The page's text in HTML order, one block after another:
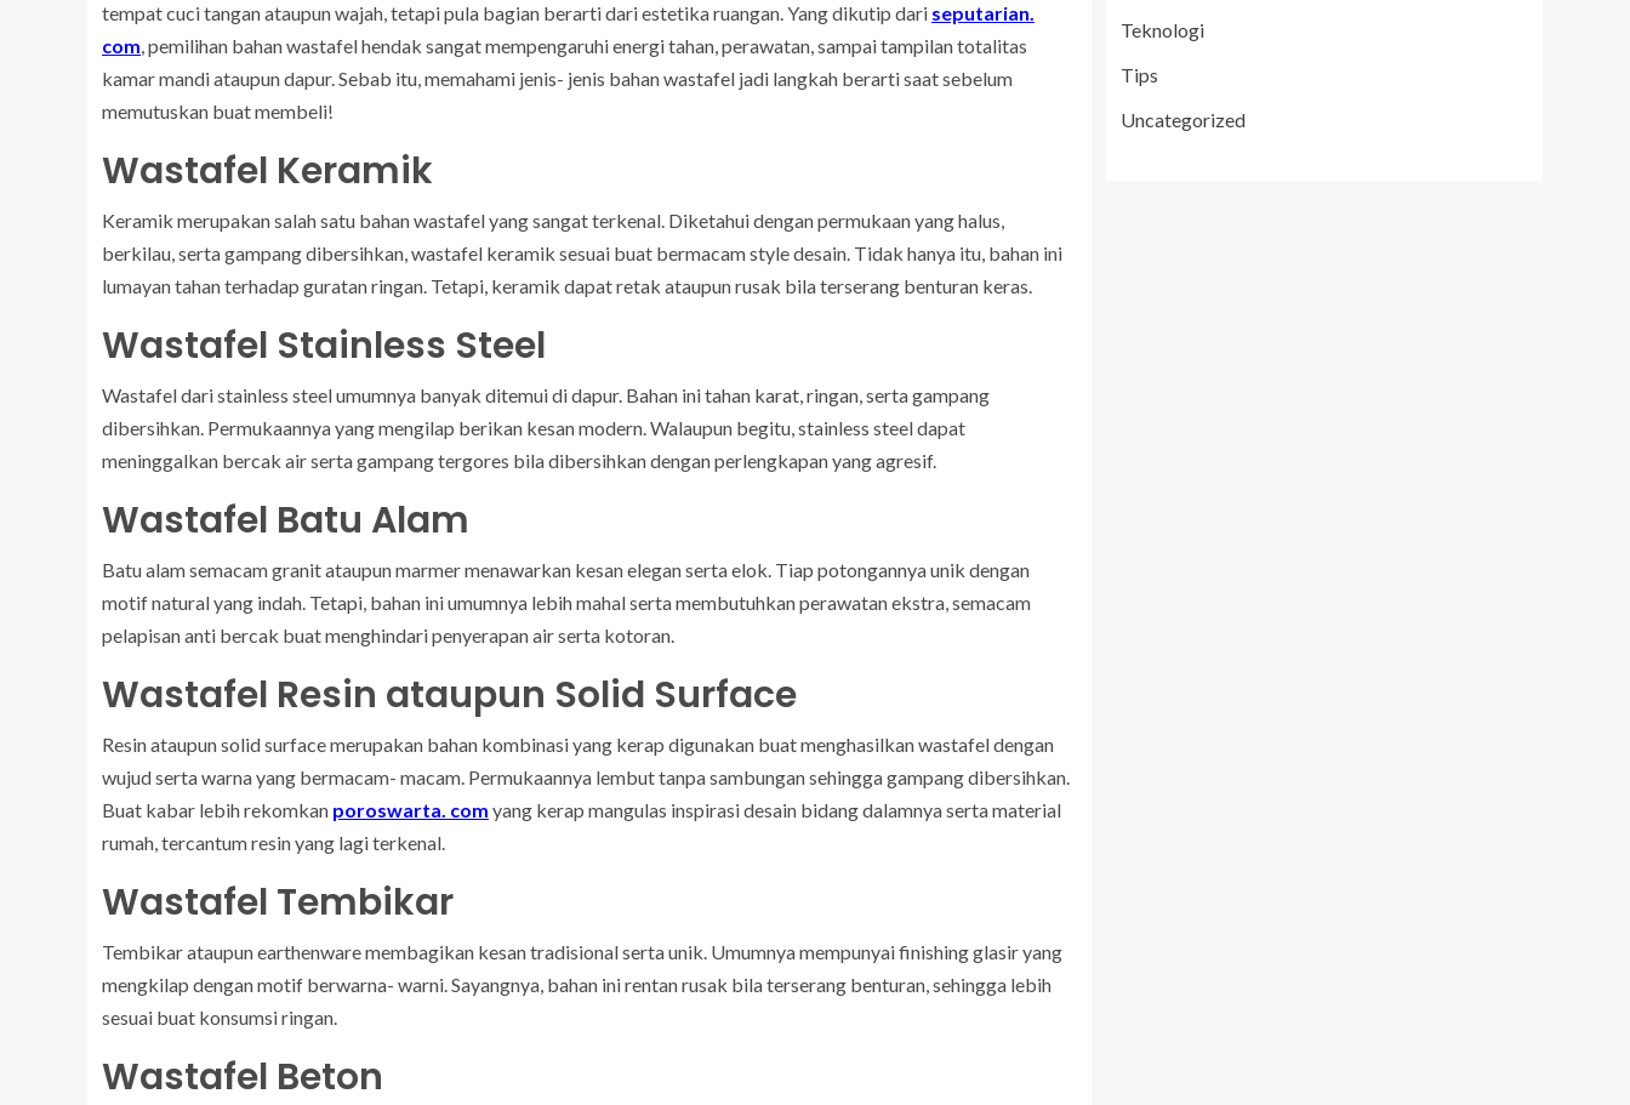
tempat cuci tangan ataupun wajah, tetapi pula bagian berarti dari estetika ruangan. Yang dikutip dari seputarian.
com, pemilihan bahan wastafel hendak sangat mempengaruhi energi tahan, perawatan, sampai tampilan totalitas
kamar mandi ataupun dapur. Sebab itu, memahami jenis- jenis bahan wastafel jadi langkah berarti saat sebelum
memutuskan buat membeli!
Wastafel Keramik
Keramik merupakan salah satu bahan wastafel yang sangat terkenal. Diketahui dengan permukaan yang halus,
berkilau, serta gampang dibersihkan, wastafel keramik sesuai buat bermacam style desain. Tidak hanya itu, bahan ini
lumayan tahan terhadap guratan ringan. Tetapi, keramik dapat retak ataupun rusak bila terserang benturan keras.
Wastafel Stainless Steel
Wastafel dari stainless steel umumnya banyak ditemui di dapur. Bahan ini tahan karat, ringan, serta gampang
dibersihkan. Permukaannya yang mengilap berikan kesan modern. Walaupun begitu, stainless steel dapat
meninggalkan bercak air serta gampang tergores bila dibersihkan dengan perlengkapan yang agresif.
Wastafel Batu Alam
Batu alam semacam granit ataupun marmer menawarkan kesan elegan serta elok. Tiap potongannya unik dengan
motif natural yang indah. Tetapi, bahan ini umumnya lebih mahal serta membutuhkan perawatan ekstra, semacam
pelapisan anti bercak buat menghindari penyerapan air serta kotoran.
Wastafel Resin ataupun Solid Surface
Resin ataupun solid surface merupakan bahan kombinasi yang kerap digunakan buat menghasilkan wastafel dengan
wujud serta warna yang bermacam- macam. Permukaannya lembut tanpa sambungan sehingga gampang dibersihkan.
Buat kabar lebih rekomkan poroswarta. com yang kerap mangulas inspirasi desain bidang dalamnya serta material
rumah, tercantum resin yang lagi terkenal.
Wastafel Tembikar
Tembikar ataupun earthenware membagikan kesan tradisional serta unik. Umumnya mempunyai finishing glasir yang
mengkilap dengan motif berwarna- warni. Sayangnya, bahan ini rentan rusak bila terserang benturan, sehingga lebih
sesuai buat konsumsi ringan.
Wastafel Beton
Teknologi
Tips
Uncategorized